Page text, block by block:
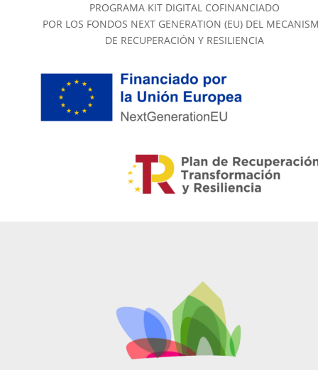
PROGRAMA KIT DIGITAL COFINANCIADO
POR LOS FONDOS NEXT GENERATION (EU) DEL
DE RECUPERACIÓN Y RESILIENCIA